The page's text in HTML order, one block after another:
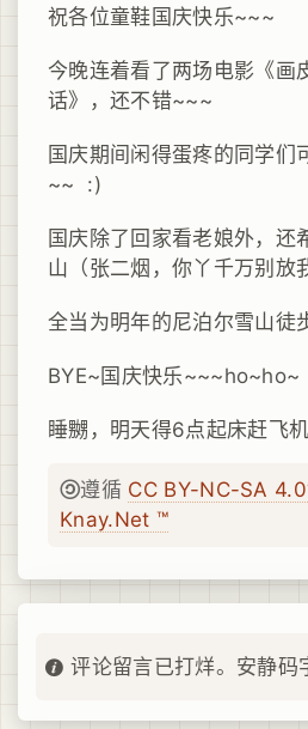
祝各位童鞋国庆快乐~~~
今晚连着看了两场电影《画
话》，还不错~~~
国庆期间闲得蛋疼的同学们
~~ :)
国庆除了回家看老娘外，还
山（张二烟，你丫千万别放
全当为明年的尼泊尔雪山徒
BYE~国庆快乐~~~ho~ho~
睡嬲，明天得6点起床赶飞
遵循 CC BY-NC-SA
Knay.Net ™
评论留言已打烊。安静码